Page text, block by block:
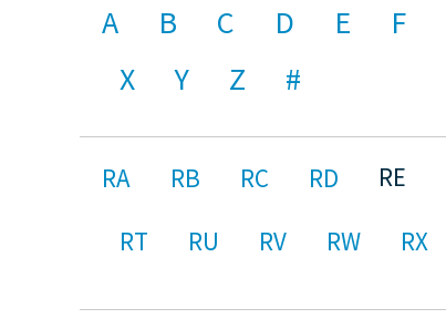
A B C D E F
X
Y Z #
RA RB RC RD RE
RT
RU RV RW RX